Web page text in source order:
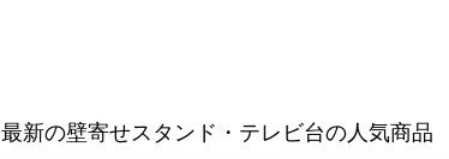
最新の壁寄せスタンド・テレビ台の人気商品